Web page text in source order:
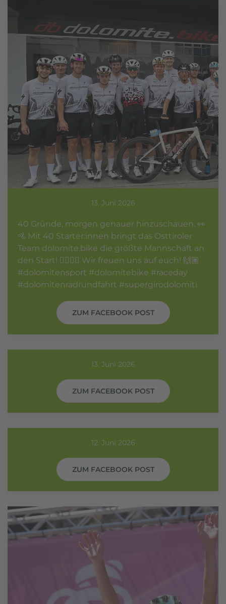
13. Juni 2026
40 Gründe, morgen genauer hinzuschauen. 👀
🚵 Mit 40 Starter:innen bringt das Osttiroler
Team dolomite.bike die größte Mannschaft an
den Start! 🚴🏼‍♀️⛰️ Wir freuen uns auf euch! 🙌🏽
#dolomitensport #dolomitebike #raceday
#dolomitenradrundfahrt #supergirodolomiti
ZUM FACEBOOK POST
13. Juni 2026
ZUM FACEBOOK POST
12. Juni 2026
ZUM FACEBOOK POST